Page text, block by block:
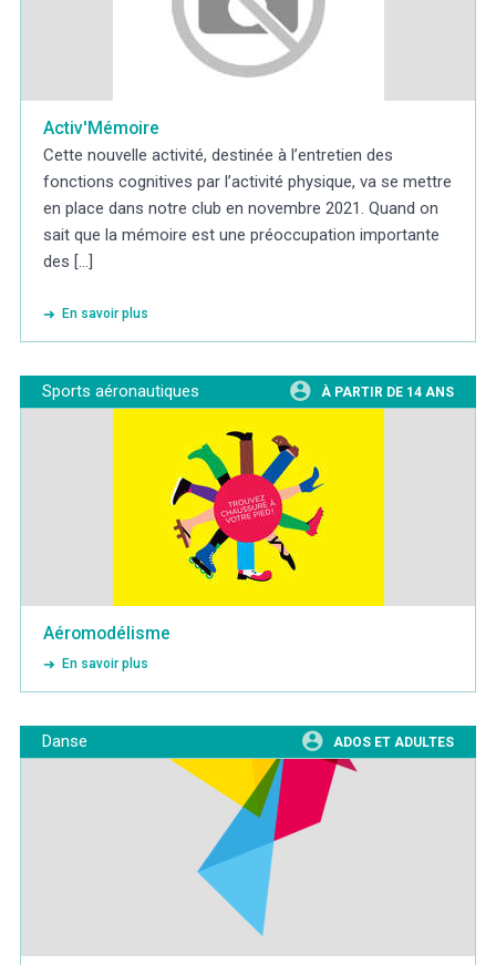
Activ'Mémoire
Cette nouvelle activité, destinée à l’entretien des
fonctions cognitives par l’activité physique, va se mettre
en place dans notre club en novembre 2021. Quand on
sait que la mémoire est une préoccupation importante
des [...]
En savoir plus
Sports aéronautiques À PARTIR DE 14 ANS
Aéromodélisme
En savoir plus
Danse ADOS ET ADULTES